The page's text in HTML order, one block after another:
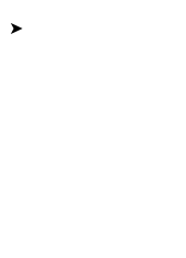
➤